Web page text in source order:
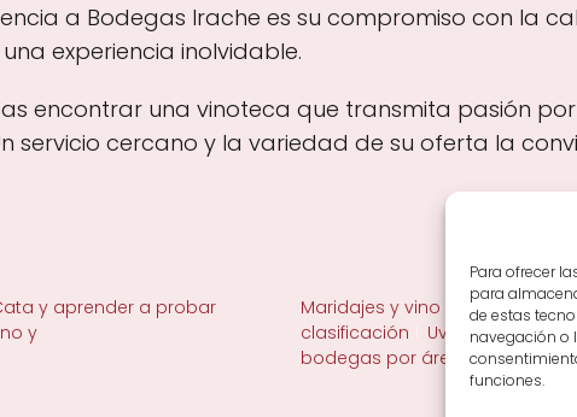
Para ofrecer
para
de estas
navegación o
funciones.
a Bodegas Irache es su compromiso con la
experiencia inolvidable.
encontrar una vinoteca que transmita pasión
servicio cercano y la variedad de su oferta la
y aprender a probar
y
Maridajes y vino en la mesa
clasificación
Uvas y viñedo en
bodegas por área